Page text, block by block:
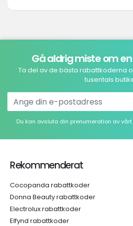
Gå aldrig miste om
Ta del av de bästa rabattkoderna
tusentals
Du kan avsluta din prenumeration av
Rekommenderat
Cocopanda rabattkoder
Donna Beauty rabattkoder
Electrolux rabattkoder
Elfynd rabattkoder